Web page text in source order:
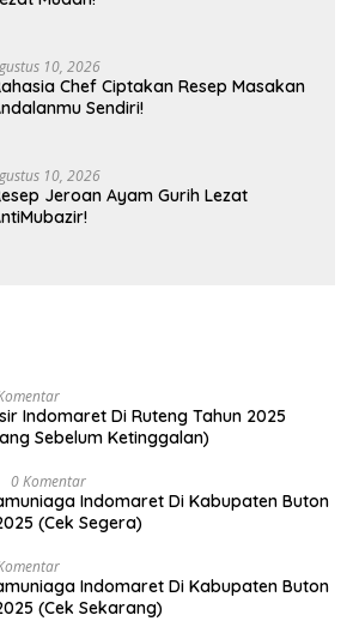
10, 2026
Chef Ciptakan Resep Masakan
Sendiri!
10, 2026
Jeroan Ayam Gurih Lezat
Indomaret Di Ruteng Tahun 2025
Sebelum Ketinggalan)
0 Komentar
Indomaret Di Kabupaten Buton
(Cek Segera)
Indomaret Di Kabupaten Buton
(Cek Sekarang)